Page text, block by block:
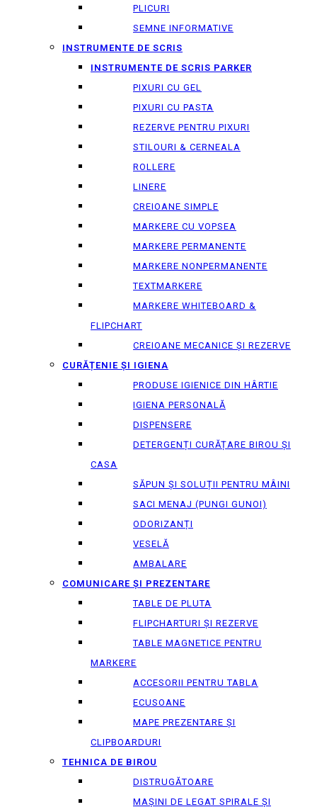
PLICURI
SEMNE INFORMATIVE
INSTRUMENTE DE SCRIS
INSTRUMENTE DE SCRIS PARKER
PIXURI CU GEL
PIXURI CU PASTA
REZERVE PENTRU PIXURI
STILOURI & СERNEALA
ROLLERE
LINERE
CREIOANE SIMPLE
MARKERE CU VOPSEA
MARKERE PERMANENTE
MARKERE NONPERMANENTE
TEXTMARKERE
MARKERE WHITEBOARD &
FLIPCHART
CREIOANE MECANICE ȘI REZERVE
CURĂȚENIE ȘI IGIENA
PRODUSE IGIENICE DIN HÂRTIE
IGIENA PERSONALĂ
DISPENSERE
DETERGENȚI CURĂȚARE BIROU ȘI
CASA
SĂPUN ȘI SOLUȚII PENTRU MÂINI
SACI MENAJ (PUNGI GUNOI)
ODORIZANȚI
VESELĂ
AMBALARE
COMUNICARE ȘI PREZENTARE
TABLE DE PLUTA
FLIPCHARTURI ȘI REZERVE
TABLE MAGNETICE PENTRU
MARKERE
ACCESORII PENTRU TABLA
ECUSOANE
MAPE PREZENTARE ȘI
CLIPBOARDURI
TEHNICA DE BIROU
DISTRUGĂTOARE
MAȘINI DE LEGAT SPIRALE ȘI